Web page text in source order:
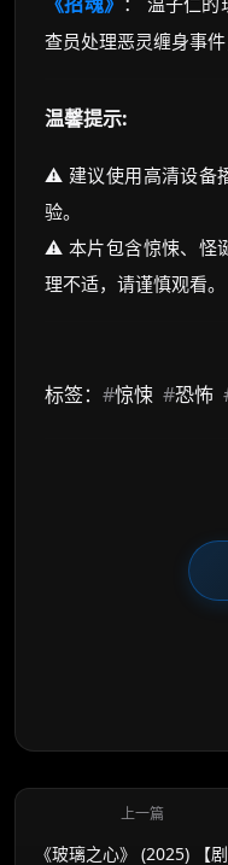
查员处理恶灵缠身事
温馨提示:
⚠️ 建议使用高清设备
验。
⚠️ 本片包含惊悚、怪
理不适，请谨慎观看。
标签： #惊悚 #恐怖
《玻璃之心》 (2025) 【